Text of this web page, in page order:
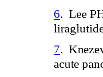
6. Lee
7.
acute